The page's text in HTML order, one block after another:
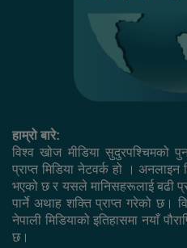
हाम्रो बारे:
विश्व खोज मीडिया सुदुरपश्चिमको
प्राप्त मिडिया नेटवर्क हो । अनलाइन
भएको छ र यसले मानिसहरूलाई बढी
पार्ने अथाह शक्ति प्राप्त गरेको छ।
नेपाली मिडियाको इतिहासमा नयाँ
छ।